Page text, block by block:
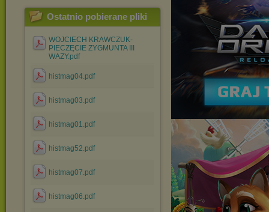
Ostatnio pobierane pliki
WOJCIECH KRAWCZUK-
PIECZĘCIE ZYGMUNTA III
WAZY.pdf
histmag04.pdf
histmag03.pdf
histmag01.pdf
histmag52.pdf
histmag07.pdf
histmag06.pdf